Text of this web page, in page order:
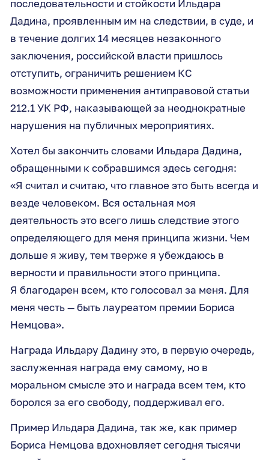
последовательности и стойкости Ильдара
Дадина, проявленным им на следствии, в суде, и
в течение долгих 14 месяцев незаконного
заключения, российской власти пришлось
отступить, ограничить решением КС
возможности применения антиправовой статьи
212.1 УК РФ, наказывающей за неоднократные
нарушения на публичных мероприятиях.
Хотел бы закончить словами Ильдара Дадина,
обращенными к собравшимся здесь сегодня:
«Я считал и считаю, что главное это быть всегда и
везде человеком. Вся остальная моя
деятельность это всего лишь следствие этого
определяющего для меня принципа жизни. Чем
дольше я живу, тем тверже я убеждаюсь в
верности и правильности этого принципа.
Я благодарен всем, кто голосовал за меня. Для
меня честь — быть лауреатом премии Бориса
Немцова».
Награда Ильдару Дадину это, в первую очередь,
заслуженная награда ему самому, но в
моральном смысле это и награда всем тем, кто
боролся за его свободу, поддерживал его.
Пример Ильдара Дадина, так же, как пример
Бориса Немцова вдохновляет сегодня тысячи